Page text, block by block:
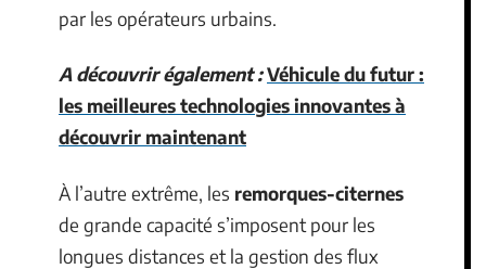
par les opérateurs urbains.
A découvrir également :Véhicule du futur :
les meilleures technologies innovantes à
découvrir maintenant
À l’autre extrême, les remorques-citernes
de grande capacité s’imposent pour les
longues distances et la gestion des flux